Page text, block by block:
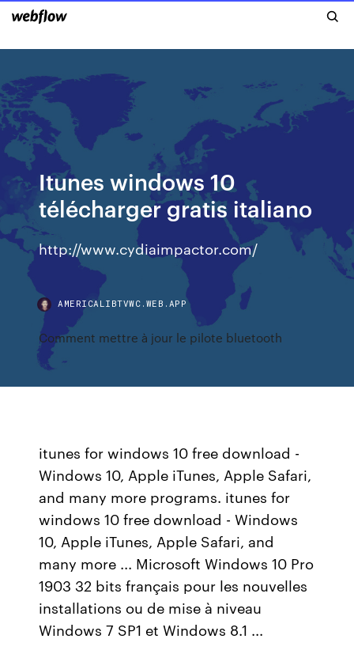
Itunes windows 10
télécharger gratis italiano
http://www.cydiaimpactor.com/
AMERICALIBTVWC.WEB.APP
Comment mettre à jour le pilote bluetooth
itunes for windows 10 free download -
Windows 10, Apple iTunes, Apple Safari,
and many more programs. itunes for
windows 10 free download - Windows
10, Apple iTunes, Apple Safari, and
many more ... Microsoft Windows 10 Pro
1903 32 bits français pour les nouvelles
installations ou de mise à niveau
Windows 7 SP1 et Windows 8.1 ...